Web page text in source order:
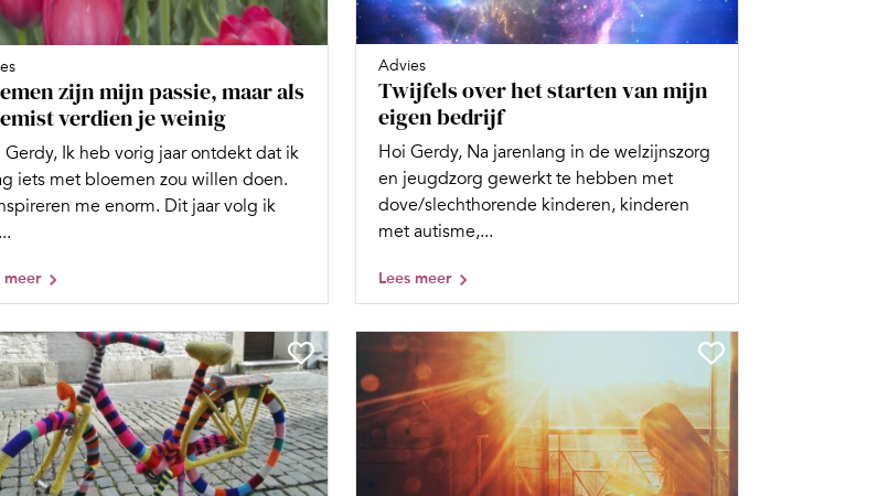
zijn mijn passie, maar als
verdien je weinig
Gerdy, Ik heb vorig jaar ontdekt dat ik
iets met bloemen zou willen doen.
me enorm. Dit jaar volg ik
meer
Advies
Twijfels over het starten van mijn
eigen bedrijf
Hoi Gerdy, Na jarenlang in de welzijnszorg
en jeugdzorg gewerkt te hebben met
dove/slechthorende kinderen, kinderen
met autisme,...
Lees meer